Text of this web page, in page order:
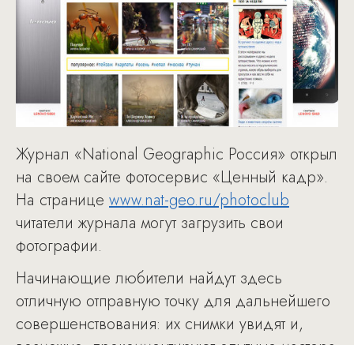
Журнал «National Geographic Россия» открыл
на своем сайте фотосервис «Ценный кадр».
На странице www.nat-geo.ru/photoclub
читатели журнала могут загрузить свои
фотографии.
Начинающие любители найдут здесь
отличную отправную точку для дальнейшего
совершенствования: их снимки увидят и,